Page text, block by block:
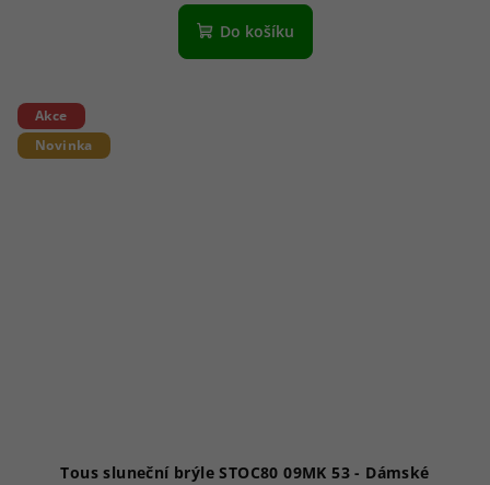
Do košíku
Akce
Novinka
Tous sluneční brýle STOC80 09MK 53 - Dámské